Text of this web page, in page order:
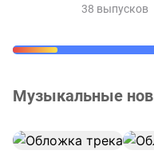
38 выпусков
Музыкальные